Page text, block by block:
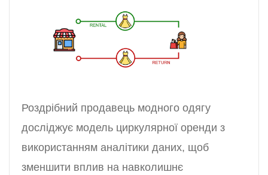
Роздрібний продавець модного одягу
досліджує модель циркулярної оренди з
використанням аналітики даних, щоб
зменшити вплив на навколишнє